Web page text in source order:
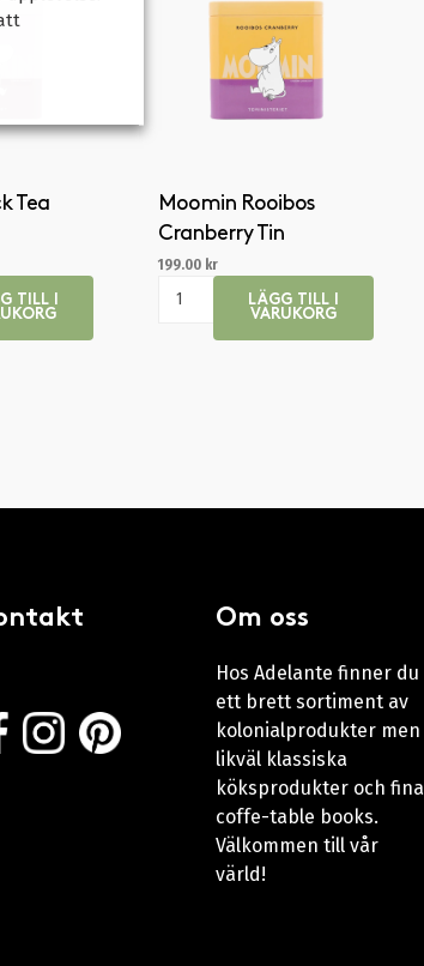
Tea
TILL I
Moomin Rooibos
Cranberry Tin
199.00 kr
LÄGG TILL I
VARUKORG
Om oss
Hos Adelante finner du
ett brett sortiment av
kolonialprodukter men
likväl klassiska
köksprodukter och fina
coffe-table books.
Välkommen till vår
värld!